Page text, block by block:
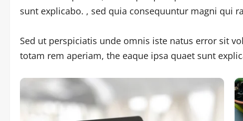
sunt explicabo. , sed quia consequuntur magni qui
Sed ut perspiciatis unde omnis iste natus error sit
totam rem aperiam, the eaque ipsa quaet sunt